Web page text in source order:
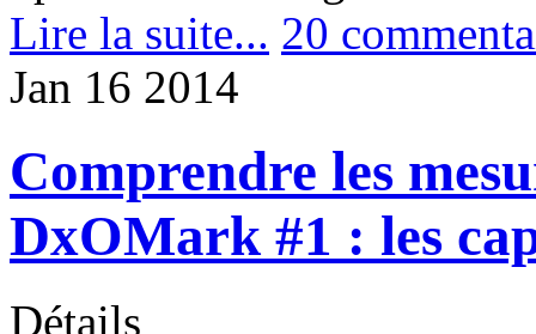
Lire la suite... 20
Jan 16 2014
Comprendre les
DxOMark #1 : les
Détails